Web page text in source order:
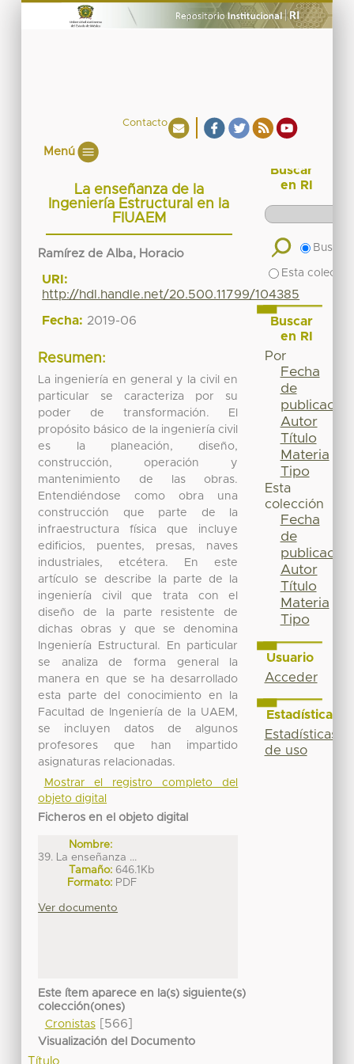
Contacto
Menú
La enseñanza de la
Ingeniería Estructural en la
FIUAEM
Ramírez de Alba, Horacio
URI:
http://hdl.handle.net/20.500.11799/104385
Fecha: 2019-06
Resumen:
La ingeniería en general y la civil en
particular se caracteriza por su
poder de transformación. El
propósito básico de la ingeniería civil
es la planeación, diseño,
construcción, operación y
mantenimiento de las obras.
Entendiéndose como obra una
construcción que parte de la
infraestructura física que incluye
edificios, puentes, presas, naves
industriales, etcétera. En este
artículo se describe la parte de la
ingeniería civil que trata con el
diseño de la parte resistente de
dichas obras y que se denomina
Ingeniería Estructural. En particular
se analiza de forma general la
manera en que se ha desarrollado
esta parte del conocimiento en la
Facultad de Ingeniería de la UAEM,
se incluyen datos de algunos
profesores que han impartido
asignaturas relacionadas.
Mostrar el registro completo del
objeto digital
Ficheros en el objeto digital
Nombre:
39. La enseñanza ...
Tamaño: 646.1Kb
Formato: PDF
Ver documento
Este ítem aparece en la(s) siguiente(s)
colección(ones)
Cronistas[566]
Visualización del Documento
Título
Buscar
en RI
Buscar
Esta
Buscar
en RI
Por
Fecha
de
publicación
Autor
Título
Materia
Tipo
Esta
colección
Fecha
de
publicación
Autor
Título
Materia
Tipo
Usuario
Acceder
Estadísticas
Estadísticas
de uso